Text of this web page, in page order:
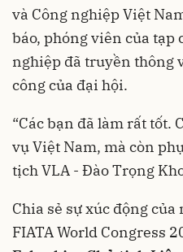
và Công nghiệp Việt
báo, phóng viên của tạp
nghiệp đã truyền thông
công của đại hội.
“Các bạn đã làm rất tốt.
vụ Việt Nam, mà còn
tịch VLA - Đào Trọng
Chia sẻ sự xúc động
FIATA World Congress